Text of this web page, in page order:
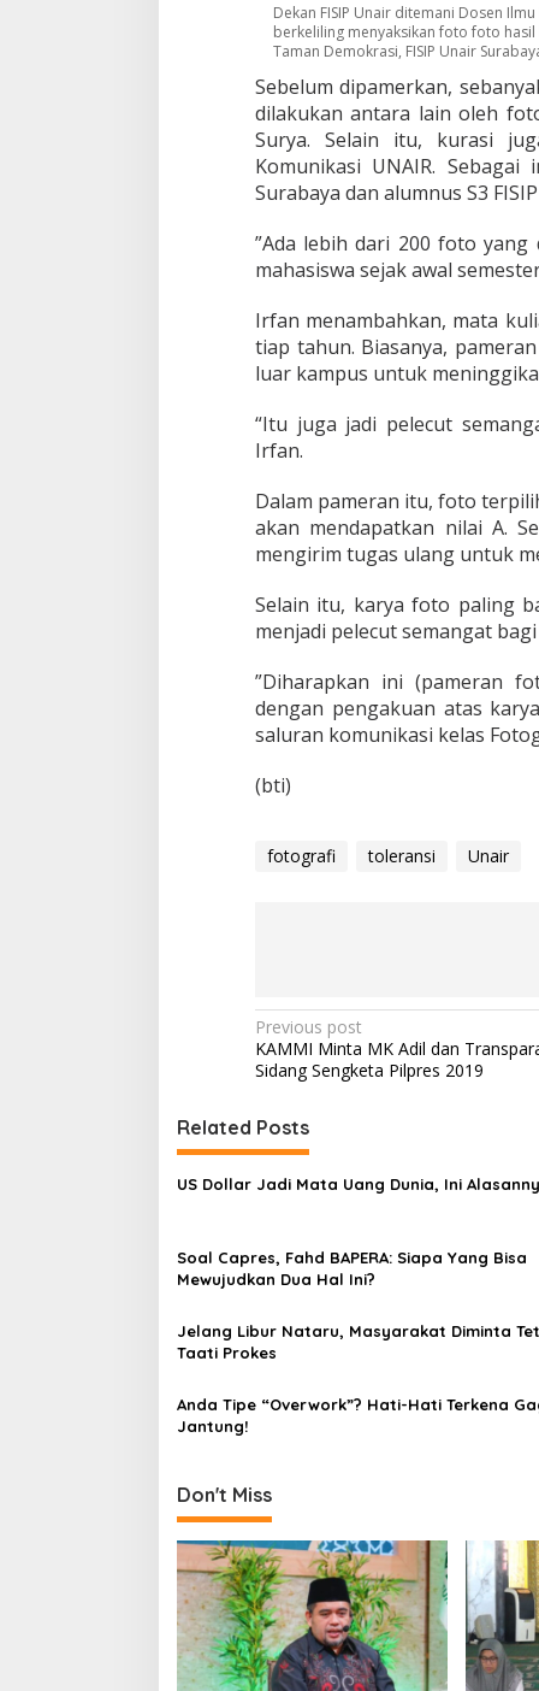
Dekan FISIP Unair ditemani Dosen Ilmu
berkeliling menyaksikan foto foto
Taman Demokrasi, FISIP Unair
Sebelum dipamerkan,
dilakukan antara lain oleh
Surya. Selain itu, kurasi
Komunikasi UNAIR.
Surabaya dan alumnus S3
”Ada lebih dari 200 foto
mahasiswa sejak awal
Irfan menambahkan, mata
tiap tahun. Biasanya,
luar kampus untuk
“Itu juga jadi pelecut
Irfan.
Dalam pameran itu, foto
akan mendapatkan nilai A.
mengirim tugas ulang untuk
Selain itu, karya foto paling
menjadi pelecut semangat
”Diharapkan ini (pameran
dengan pengakuan atas
saluran komunikasi kelas
(bti)
fotografi toleransi Unair
P
o
t
n
a
i
a
t
i
Previous post
KAMMI Minta MK Adil dan
Sidang Sengketa Pilpres 2019
Related Posts
US Dollar Jadi Mata Uang Dunia, Ini
Soal Capres, Fahd BAPERA: Siapa Yang Bisa
Mewujudkan Dua Hal Ini?
Jelang Libur Nataru, Masyarakat Diminta
Taati Prokes
Anda Tipe “Overwork”? Hati-Hati Terkena
Jantung!
Don't Miss